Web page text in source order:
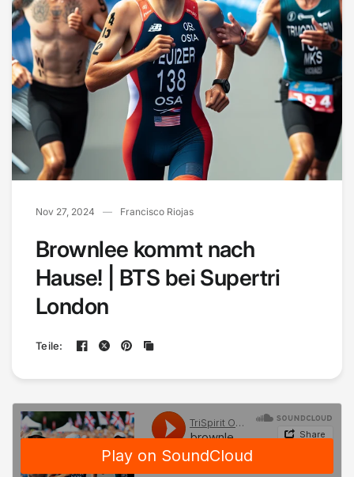
Nov 27, 2024 Francisco Riojas
Brownlee kommt nach
Hause! | BTS bei Supertri
London
Teile: